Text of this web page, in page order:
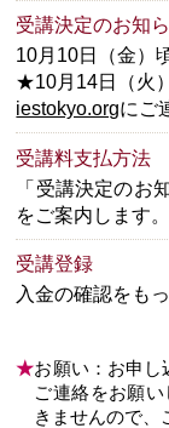
受講決定のお知
10月10日（金）
★10月14日（火
iestokyo.orgにご
受講料支払方法
「受講決定のお
をご案内します。
受講登録
入金の確認をも
★お願い：お申し
ご連絡をお願
きませんので、